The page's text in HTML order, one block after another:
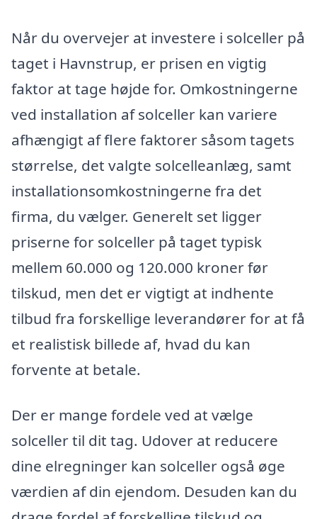
Når du overvejer at investere i solceller på
taget i Havnstrup, er prisen en vigtig
faktor at tage højde for. Omkostningerne
ved installation af solceller kan variere
afhængigt af flere faktorer såsom tagets
størrelse, det valgte solcelleanlæg, samt
installationsomkostningerne fra det
firma, du vælger. Generelt set ligger
priserne for solceller på taget typisk
mellem 60.000 og 120.000 kroner før
tilskud, men det er vigtigt at indhente
tilbud fra forskellige leverandører for at få
et realistisk billede af, hvad du kan
forvente at betale.
Der er mange fordele ved at vælge
solceller til dit tag. Udover at reducere
dine elregninger kan solceller også øge
værdien af din ejendom. Desuden kan du